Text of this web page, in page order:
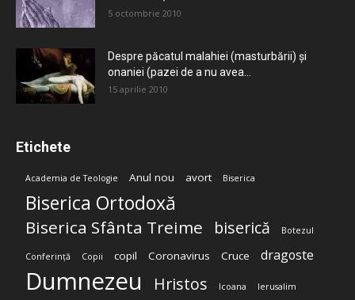
5 octombrie 2010
Despre păcatul malahiei (masturbării) şi
onaniei (pazei de a nu avea...
15 aprilie 2010
Etichete
Academia de Teologie Anul nou avort Biserica
Biserica Ortodoxă
Biserica Sfânta Treime biserică Botezul
Conferință Copii copil Coronavirus Cruce dragoste
Dumnezeu Hristos Icoana Ierusalim